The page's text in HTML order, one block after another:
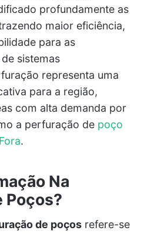
profundamente as
maior eficiência,
para as
sistemas
representa uma
para a região,
com alta demanda por
a perfuração de poço
.
Na
Poços?
de poçosrefere-se